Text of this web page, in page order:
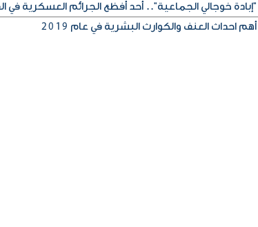
"إبادة خوجالي الجماعية".. أحد أفظع الجرائم العسكرية في
أهم احداث العنف والكوارث البشرية في عام 2019